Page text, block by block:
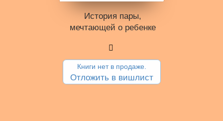
История пары,
мечтающей о ребенке
Книги нет в продаже.
Отложить в вишлист